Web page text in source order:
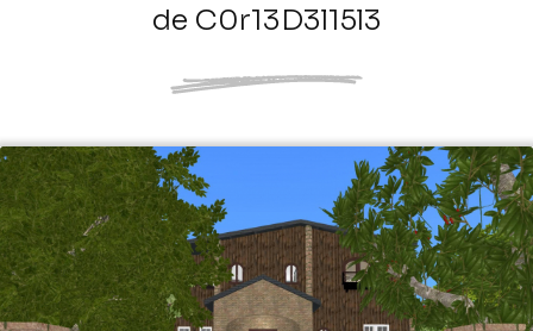
de C0r13D3l15l3